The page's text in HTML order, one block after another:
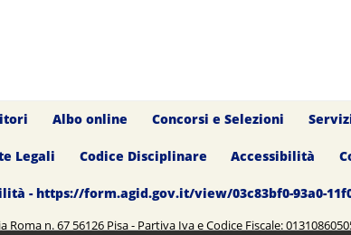
Albo online Concorsi e Selezioni
Legali Codice Disciplinare Accessibilità
- https://form.agid.gov.it/view/03c83bf0-93a0-
Roma n. 67 56126 Pisa - Partiva Iva e Codice Fiscale: